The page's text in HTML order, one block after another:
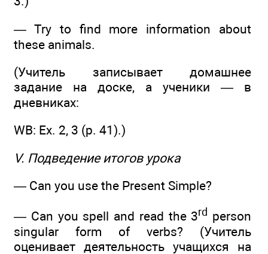
— Try to find more information about
these animals.
(Учитель записывает домашнее
задание на доске, а ученики — в
дневниках:
WB: Ех. 2, 3 (р. 41).)
V. Подведение итогов урока
— Can you use the Present Simple?
— Can you spell and read the 3rd person
singular form of verbs? (Учитель
оценивает деятельность учащихся на